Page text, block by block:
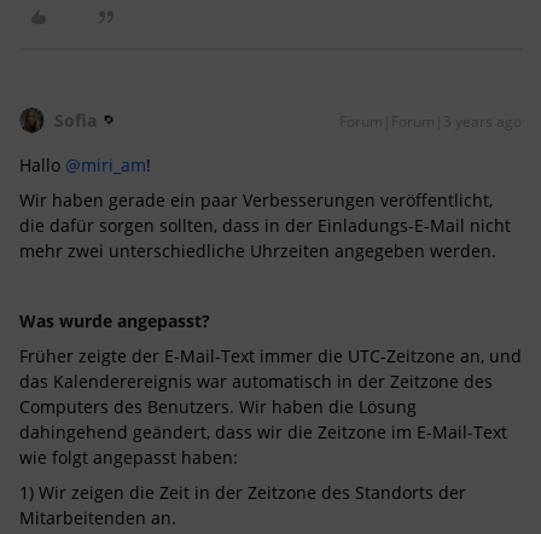
Sofia Forum|Forum|3 years ago
Hallo @miri_am!
Wir haben gerade ein paar Verbesserungen veröffentlicht,
die dafür sorgen sollten, dass in der Einladungs-E-Mail nicht
mehr zwei unterschiedliche Uhrzeiten angegeben werden.
Was wurde angepasst?
Früher zeigte der E-Mail-Text immer die UTC-Zeitzone an, und
das Kalenderereignis war automatisch in der Zeitzone des
Computers des Benutzers. Wir haben die Lösung
dahingehend geändert, dass wir die Zeitzone im E-Mail-Text
wie folgt angepasst haben:
1) Wir zeigen die Zeit in der Zeitzone des Standorts der
Mitarbeitenden an.